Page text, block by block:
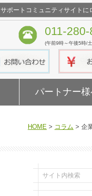
サポートコミュニティサイトに
011-
(午前9時～午後5時/
パートナー
HOME > コラム > 企